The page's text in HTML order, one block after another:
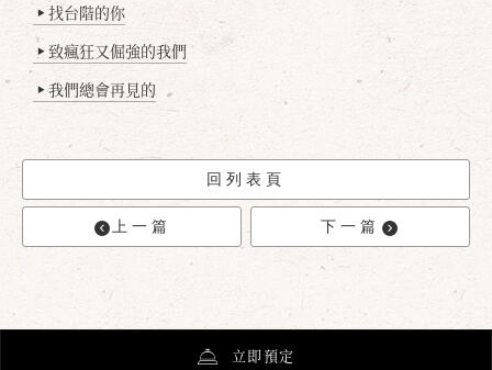
▶ 找台階的你
▶ 致瘋狂又倔強的我們
▶ 我們總會再見的
回列表頁
上一篇 下一篇
立即預定